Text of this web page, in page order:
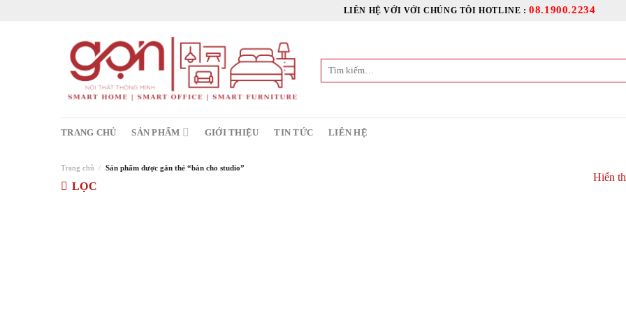
LIÊN HỆ VỚI VỚI CHÚNG TÔI HOTLINE :08.1900.2234
Tìm
TRANG CHỦ SẢN PHẨM GIỚI THIỆU TIN TỨC LIÊN HỆ
Trang chủ / Sản phẩm được gắn thẻ “bàn cho studio”
LỌC
Hiển